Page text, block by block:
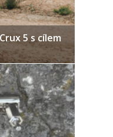
5 s cílem